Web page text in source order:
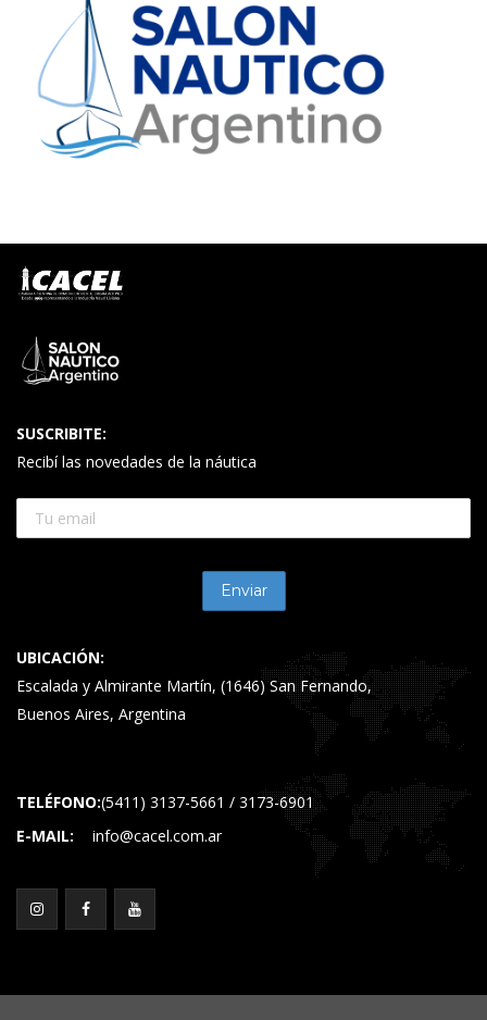
SUSCRIBITE:
Recibí las novedades de la náutica
UBICACIÓN:
Escalada y Almirante Martín, (1646) San Fernando,
Buenos Aires, Argentina
TELÉFONO:(5411) 3137-5661 / 3173-6901
E-MAIL:
info@cacel.com.ar